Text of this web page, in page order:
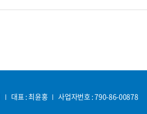
대표 : 최윤홍
사업자번호 : 790-86-00878